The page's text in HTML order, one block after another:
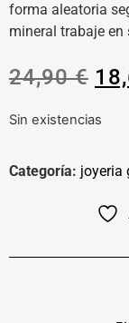
forma aleatoria
mineral trabaje
24,90€
Sin existencias
Categoría: joyeria